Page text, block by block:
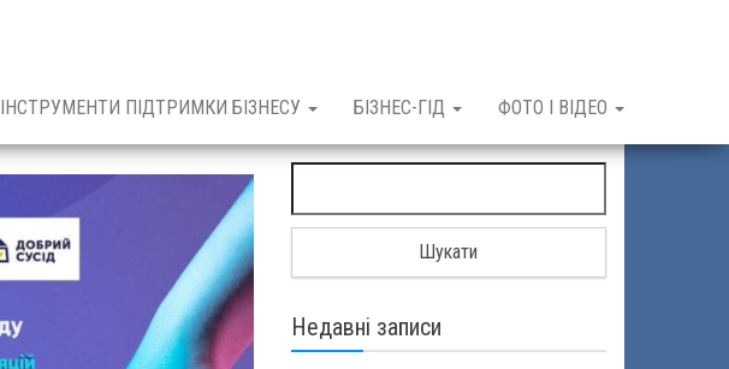
ІНСТРУМЕНТИ ПІДТРИМКИ БІЗНЕСУ БІЗНЕС-ГІД ФОТО І ВІДЕО
Недавні записи